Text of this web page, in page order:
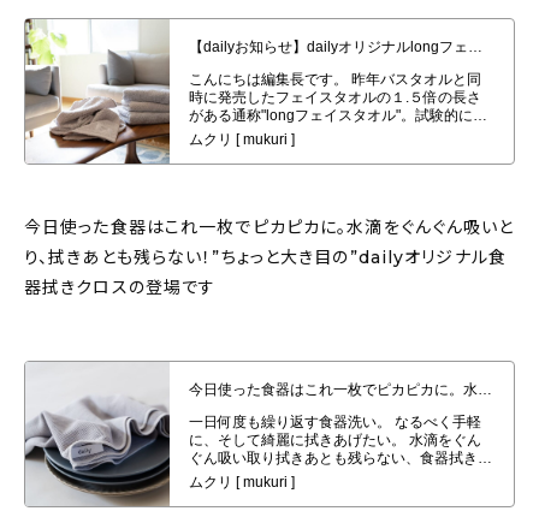
【dailyお知らせ】dailyオリジナルlongフェイスタオル４枚セット発売開始
今日使った食器はこれ一枚でピカピカに。水滴をぐんぐん吸いと
り、拭きあとも残らない！”ちょっと大き目の”dailyオリジナル食
器拭きクロスの登場です
も残らない！”ちょっと大き目の”dailyオリジナル食器拭きクロスの登場で
す